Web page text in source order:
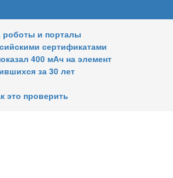
роботы и порталы
сертификатами
400 мАч на элемент
за 30 лет
это проверить